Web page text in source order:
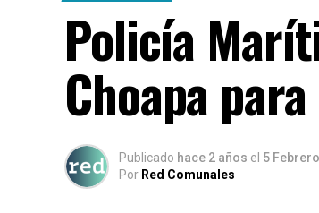
Policía
Choapa
Publicado hace 2 años el 5
Por Red Comunales